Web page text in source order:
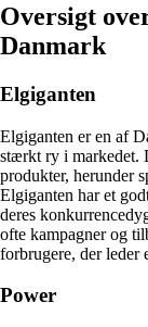
Oversigt
Danmark
Elgiganten
Elgiganten er en af
stærkt ry i markedet.
produkter, herunder
Elgiganten har et
deres
ofte kampagner og
forbrugere, der leder
Power